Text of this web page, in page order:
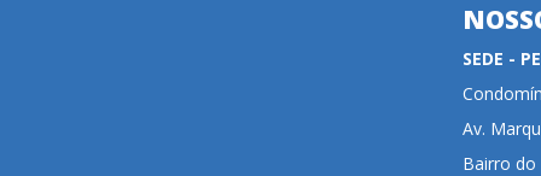
SEDE -
Av.
Bairro do